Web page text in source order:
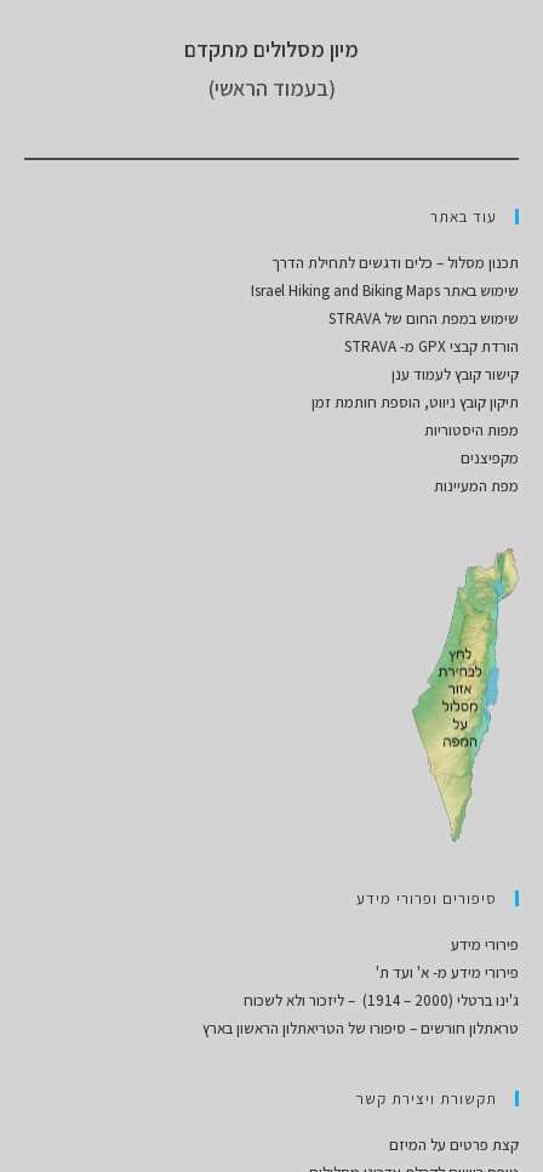
מיון מסלולים מתקדם
(בעמוד הראשי)
עוד באתר
תכנון מסלול – כלים ודגשים לתחילת הדרך
שימוש באתר Israel Hiking and Biking Maps
שימוש במפת החום של STRAVA
הורדת קבצי GPX מ- STRAVA
קישור קובץ לעמוד ענן
תיקון קובץ ניווט, הוספת חותמת זמן
מפות היסטוריות
מקפיצנים
מפת המעיינות
סיפורים ופרורי מידע
פירורי מידע
פירורי מידע מ- א' ועד ת'
ג'ינו ברטלי (2000 – 1914) – ליזכור ולא לשכוח
טראתלון חורשים – סיפורו של הטריאתלון הראשון בארץ
תקשורת ויצירת קשר
קצת פרטים על המיזם